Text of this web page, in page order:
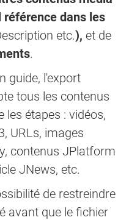
dans les
etc.), et de
.
guide, l'export
tous les contenus
les étapes : vidéos,
URLs, images
contenus JPlatform
JNews, etc.
de restreindre
avant que le fichier